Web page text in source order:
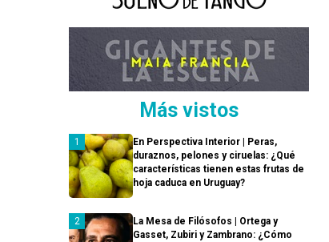
Más vistos
En Perspectiva Interior | Peras,
duraznos, pelones y ciruelas: ¿Qué
características tienen estas frutas de
hoja caduca en Uruguay?
La Mesa de Filósofos | Ortega y
Gasset, Zubiri y Zambrano: ¿Cómo